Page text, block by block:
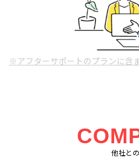
※アフターサポートのプランに含ま
他社と